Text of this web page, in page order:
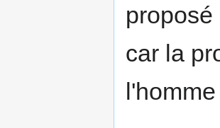
car la